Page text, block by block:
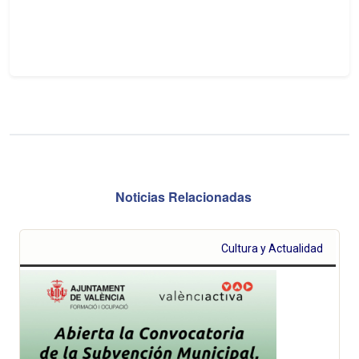
Noticias Relacionadas
Cultura y Actualidad